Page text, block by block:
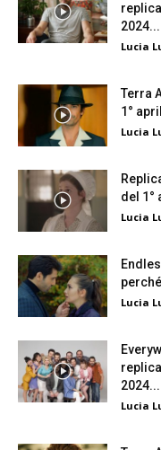
2024...
Lucia
Terra
1°
Lucia
del 1°
Lucia
Lucia
2024...
Lucia